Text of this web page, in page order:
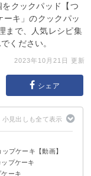
クックパッド【つ
ーキ」のクックパッ
まで、人気レシピ集
ください。
2023年10月21日 更新
シェア
プケーキ【動画】
プケーキ
ーキ